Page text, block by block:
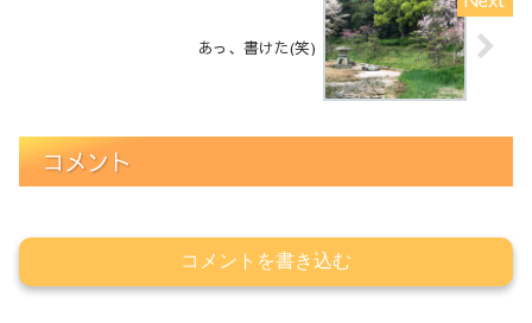
あっ、書けた(笑)
コメント
コメントを書き込む